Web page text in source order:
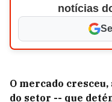
notícias
O mercado
do setor -- que